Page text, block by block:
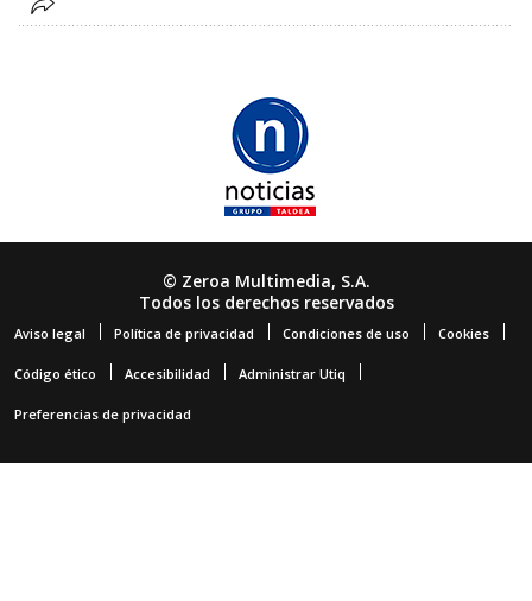
© Zeroa Multimedia, S.A.
Todos los derechos reservados
Aviso legal Política de privacidad Condiciones de uso Cookies
Código ético Accesibilidad Administrar Utiq
Preferencias de privacidad